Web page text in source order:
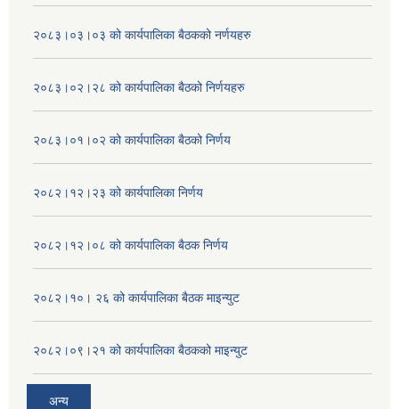
२०८३।०३।०३ को कार्यपालिका बैठकको नर्णयहरु
२०८३।०२।२८ को कार्यपालिका बैठको निर्णयहरु
२०८३।०१।०२ को कार्यपालिका बैठको निर्णय
२०८२।१२।२३ को कार्यपालिका निर्णय
२०८२।१२।०८ को कार्यपालिका बैठक निर्णय
२०८२।१०। २६ को कार्यपालिका बैठक माइन्युट
२०८२।०९।२१ को कार्यपालिका बैठकको माइन्युट
अन्य